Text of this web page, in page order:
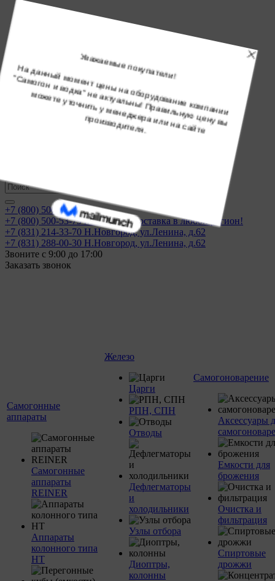
О компании
Обучение
Магазины
Контакты
+7 (800) 500-53-79
+7 (800) 500-53-79по России. Доставка в любой регион!
+7 (831) 214-33-70 Н.Новгород, ул.Ленина, д.62
+7 (831) 288-00-30 Н.Новгород, ул.Ленина, д.62
Звоните с 9:00 до 17:00
Заказать звонок
Самогонные
аппараты
Самогонные
аппараты
REINER
Аппараты
колонного типа
НТ
Железо
Царги
РПН, СПН
Отводы
Дефлегматоры
и
холодильники
Узлы отбора
Диоптры,
колонны
Самогоноварение
Аксессуары
Емкости для
брожения
Очистка и
фильтрация
Спиртовые
дрожжи